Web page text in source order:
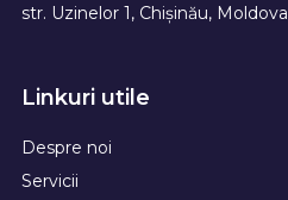
str. Uzinelor 1, Chișinău, Moldova
Linkuri utile
Despre noi
Servicii